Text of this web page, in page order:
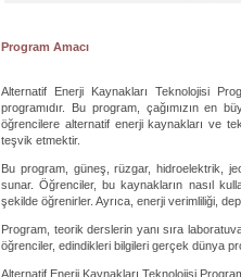
Program Amacı
Alternatif Enerji Kaynakları Teknolojisi
programıdır. Bu program, çağımızın en
öğrencilere alternatif enerji kaynakları ve
teşvik etmektir.
Bu program, güneş, rüzgar, hidroelektrik,
sunar. Öğrenciler, bu kaynakların nasıl
şekilde öğrenirler. Ayrıca, enerji verimliliği,
Program, teorik derslerin yanı sıra
öğrenciler, edindikleri bilgileri gerçek dünya
Alternatif Enerji Kaynakları Teknolojisi